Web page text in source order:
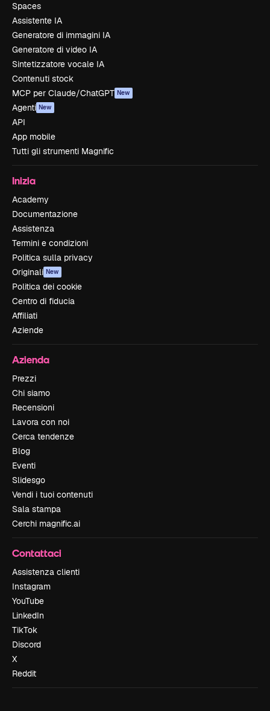
Spaces
Assistente IA
Generatore di immagini IA
Generatore di video IA
Sintetizzatore vocale IA
Contenuti stock
MCP per Claude/ChatGPT New
Agenti New
API
App mobile
Tutti gli strumenti Magnific
Inizia
Academy
Documentazione
Assistenza
Termini e condizioni
Politica sulla privacy
Originali New
Politica dei cookie
Centro di fiducia
Affiliati
Aziende
Azienda
Prezzi
Chi siamo
Recensioni
Lavora con noi
Cerca tendenze
Blog
Eventi
Slidesgo
Vendi i tuoi contenuti
Sala stampa
Cerchi magnific.ai
Contattaci
Assistenza clienti
Instagram
YouTube
LinkedIn
TikTok
Discord
X
Reddit